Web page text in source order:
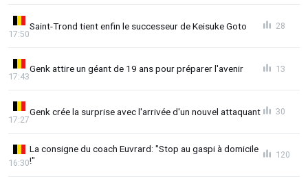
Saint-Trond tient enfin le successeur de Keisuke Goto
17:50
28
Genk attire un géant de 19 ans pour préparer l'avenir
17:43
13
Genk crée la surprise avec l'arrivée d'un nouvel attaquant
17:27
30
La consigne du coach Euvrard: "Stop au gaspi à domicile
!"
16:30
120